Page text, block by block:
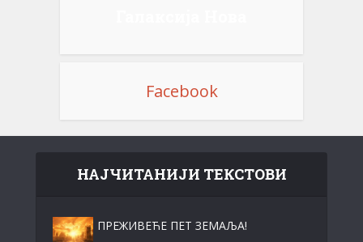
Facebook
НАЈЧИТАНИЈИ ТЕКСТОВИ
ПРЕЖИВЕЋЕ ПЕТ ЗЕМАЉА!